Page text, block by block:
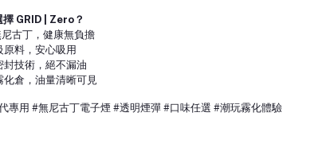
擇 GRID | Zero？
古丁，健康無負擔
料，安心吸用
技術，絕不漏油
化倉，油量清晰可見
專用 #無尼古丁電子煙 #透明煙彈 #口味任選 #潮玩霧化體驗